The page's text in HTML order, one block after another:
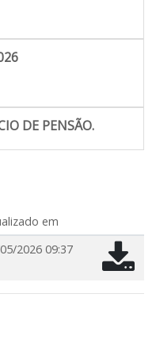
DE PENSÃO.
em
2026 09:37